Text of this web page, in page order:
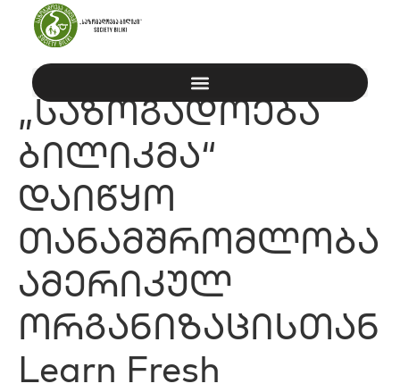
„საზოგადოება
ბილიკმა“
დაიწყო
თანამშრომლობა
ამერიკულ
ორგანიზაცისთან
Learn Fresh